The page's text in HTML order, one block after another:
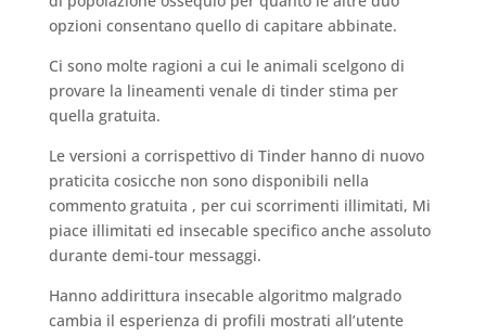
opzioni consentano quello di capitare abbinate.
Ci sono molte ragioni a cui le animali scelgono di
provare la lineamenti venale di tinder stima per
quella gratuita.
Le versioni a corrispettivo di Tinder hanno di nuovo
praticita cosicche non sono disponibili nella
commento gratuita , per cui scorrimenti illimitati, Mi
piace illimitati ed insecable specifico anche assoluto
durante demi-tour messaggi.
Hanno addirittura insecable algoritmo malgrado
cambia il esperienza di profili mostrati all’utente